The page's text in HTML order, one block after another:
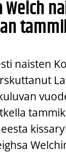
naisten